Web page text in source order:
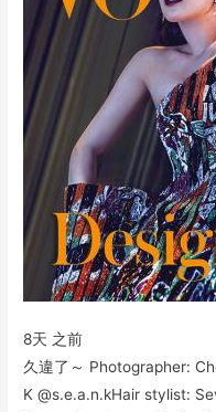
8天 之前
久違了～ Photographer:
K @s.e.a.n.kHair stylist: